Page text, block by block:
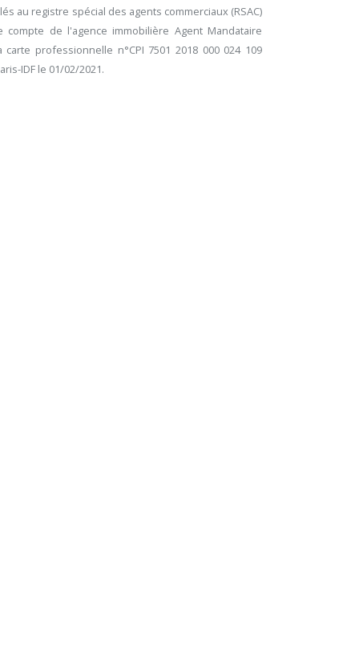
au registre spécial des agents commerciaux (RSAC)
de l'agence immobilière Agent Mandataire
carte professionnelle n°CPI 7501 2018 000 024 109
IDF le 01/02/2021.